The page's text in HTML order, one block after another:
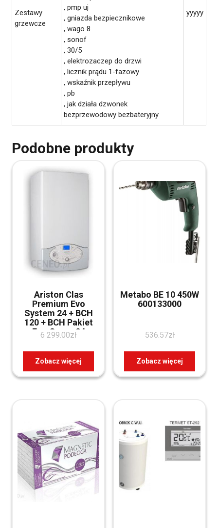
Zestawy
grzewcze
, pmp uj
, gniazda bezpiecznikowe
, wago 8
, sonof
, 30/5
, elektrozaczep do drzwi
, licznik prądu 1-fazowy
, wskaźnik przepływu
, pb
, jak działa dzwonek
bezprzewodowy bezbateryjny
yyyyy
Podobne produkty
Ariston Clas
Premium Evo
System 24 + BCH
120 + BCH Pakiet
Eco Green 24
zNECOGREEN24
6 299.00zł
Zobacz więcej
Metabo BE 10 450W
600133000
536.57zł
Zobacz więcej